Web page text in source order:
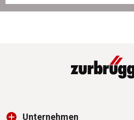
Unternehmen